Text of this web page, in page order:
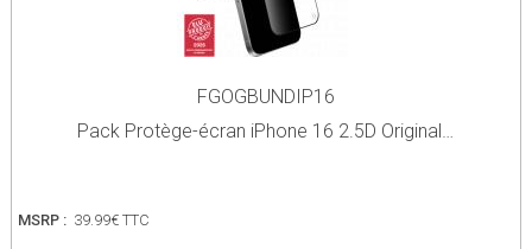
FGOGBUNDIP16
Pack Protège-écran iPhone 16 2.5D Original…
MSRP : 39.99€ TTC